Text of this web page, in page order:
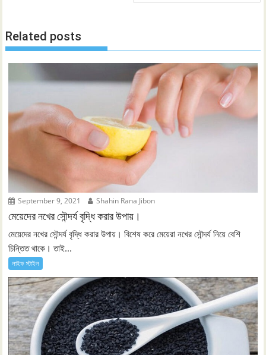
Related posts
September 9, 2021 Shahin Rana Jibon
মেয়েদের নখের সৌন্দর্য বৃদ্ধি করার উপায়।
মেয়েদের নখের সৌন্দর্য বৃদ্ধি করার উপায়। বিশেষ করে মেয়েরা নখের সৌন্দর্য নিয়ে বেশি
চিন্তিত থাকে। তাই...
লাইফ স্টাইল